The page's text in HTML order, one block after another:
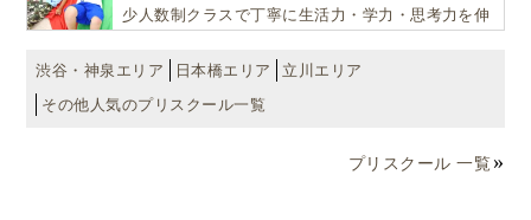
少人数制クラスで丁寧に生活力・学力・思考力を伸
渋谷・神泉エリア
日本橋エリア
立川エリア
その他人気のプリスクール一覧
プリスクール 一覧